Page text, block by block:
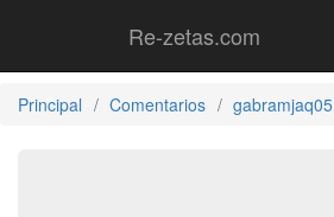
Re-zetas.com
Principal Comentarios gabramjaq05